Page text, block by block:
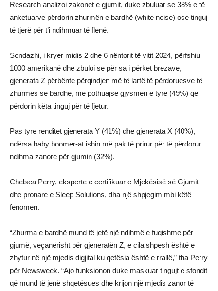
Research analizoi zakonet e gjumit, duke zbuluar se 38% e të
anketuarve përdorin zhurmën e bardhë (white noise) ose tinguj
të tjerë për t’i ndihmuar të flenë.
Sondazhi, i kryer midis 2 dhe 6 nëntorit të vitit 2024, përfshiu
1000 amerikanë dhe zbuloi se për sa i përket brezave,
gjenerata Z përbënte përqindjen më të lartë të përdoruesve të
zhurmës së bardhë, me pothuajse gjysmën e tyre (49%) që
përdorin këta tinguj për të fjetur.
Pas tyre renditet gjenerata Y (41%) dhe gjenerata X (40%),
ndërsa baby boomer-at ishin më pak të prirur për të përdorur
ndihma zanore për gjumin (32%).
Chelsea Perry, eksperte e certifikuar e Mjekësisë së Gjumit
dhe pronare e Sleep Solutions, dha një shpjegim mbi këtë
fenomen.
“Zhurma e bardhë mund të jetë një ndihmë e fuqishme për
gjumë, veçanërisht për gjeneratën Z, e cila shpesh është e
zhytur në një mjedis digjital ku qetësia është e rrallë,” tha Perry
për Newsweek. “Ajo funksionon duke maskuar tingujt e sfondit
që mund të jenë shqetësues dhe krijon një mjedis zanor të